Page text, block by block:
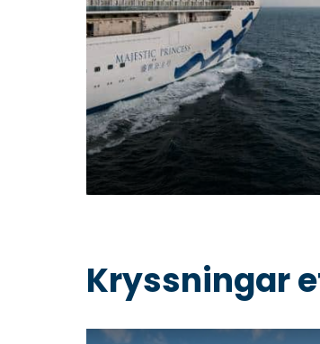
Kryssningar